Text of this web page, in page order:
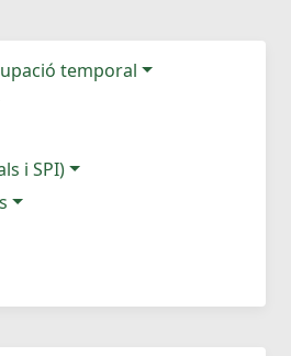
temporal
i SPI)